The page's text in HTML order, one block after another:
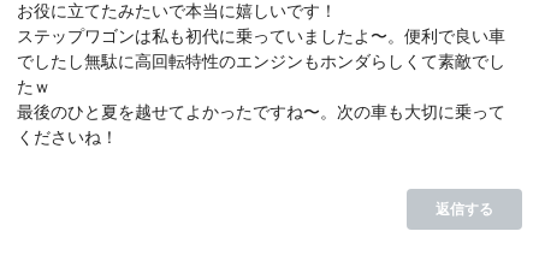
お役に立てたみたいで本当に嬉しいです！
ステップワゴンは私も初代に乗っていましたよ〜。便利で良い車
でしたし無駄に高回転特性のエンジンもホンダらしくて素敵でし
たｗ
最後のひと夏を越せてよかったですね〜。次の車も大切に乗って
くださいね！
返信する